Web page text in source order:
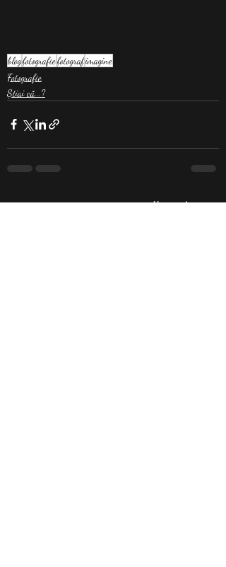
blogfotografiefotografimagine
Fotografie
Știai că...?
Postări recente Afișează-le pe toate